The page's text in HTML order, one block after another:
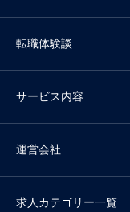
転職体験談
サービス内容
運営会社
求人カテゴリー一覧